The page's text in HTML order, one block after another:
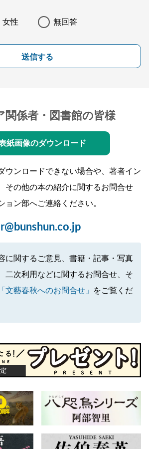
女性 無回答
送信する
関係者・図書館の皆様
紙画像のダウンロード
ウンロードできない場合や、著者イン
その他の本の紹介に関するお問合せ
ョン部へご連絡ください。
に関するご意見、書籍・記事・写真
二次利用などに関するお問合せ、そ
「文藝春秋へのお問合せ」
をご覧くだ